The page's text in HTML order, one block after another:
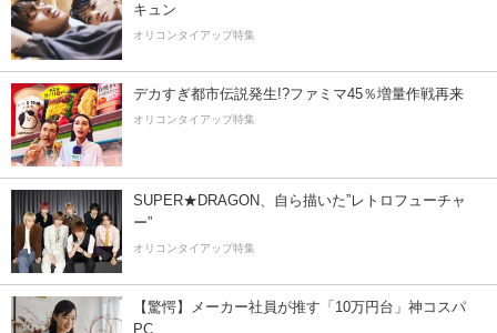
キュン
オリコンタイアップ特集
デカすぎ都市伝説発生!?ファミマ45％増量作戦再来
オリコンタイアップ特集
SUPER★DRAGON、自ら描いた”レトロフューチャ
ー”
オリコンタイアップ特集
【驚愕】メーカー社員が推す「10万円台」神コスパ
PC